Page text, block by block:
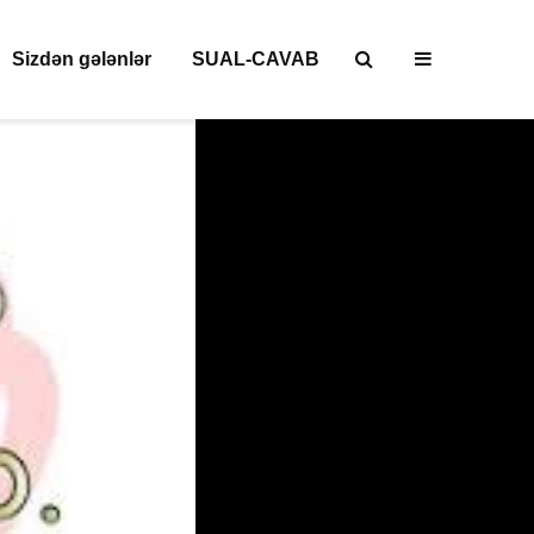
Sizdən gələnlər SUAL-CAVAB